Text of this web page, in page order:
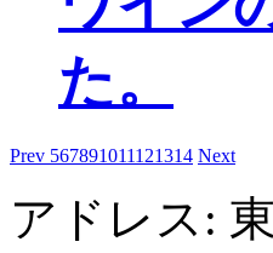
た。
Prev 567891011121314 Next
アドレス: